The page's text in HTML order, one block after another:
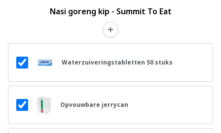
Nasi goreng kip - Summit To Eat
Waterzuiveringstabletten 50 stuks
Opvouwbare jerrycan